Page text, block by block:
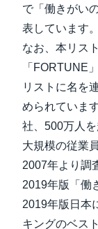
で「働きがい
表しています。
なお、本リス
「FORTUNE
リストに名を
められていま
社、500万人
大規模の従業
2007年より調
2019年版「働
2019年版日本
キングのベス